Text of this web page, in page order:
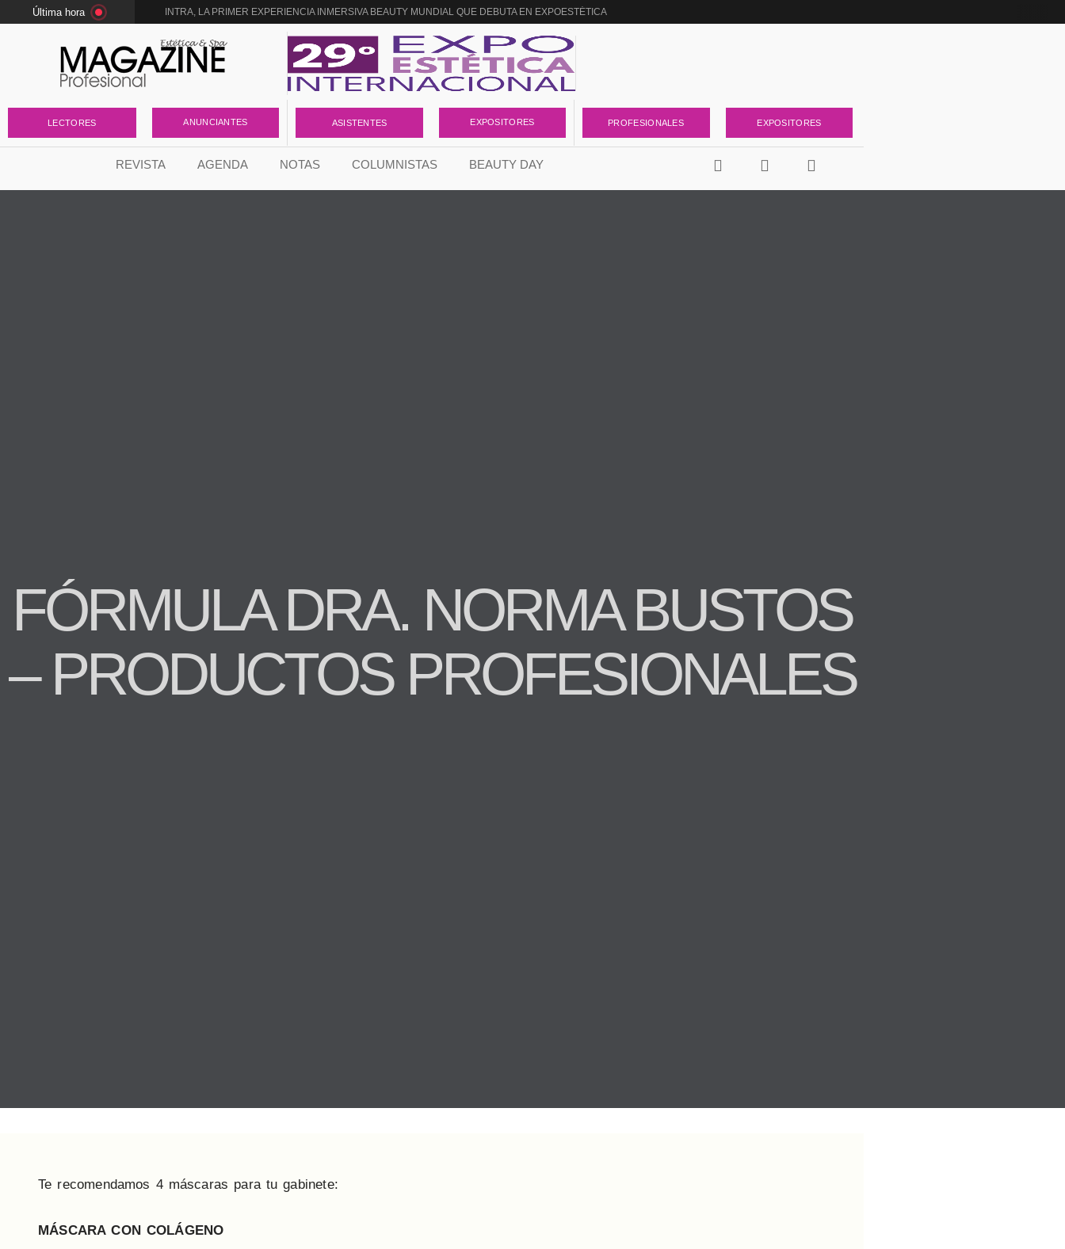
Última hora
INTRA, LA PRIMER EXPERIENCIA INMERSIVA BEAUTY MUNDIAL QUE DEBUTA EN EXPOESTÉTICA
Dermonautas inicia su segunda temporada
Rodrigo García Moro presentó “Estética Rica, Estética Pobre”, el libro que llega para cambiar la forma de pensar el negocio de la estética
¡NUEVA LÍNEA PISTACHO!
¿Ya conocés el ÚLTIMO LANZAMIENTO DE SILUMA?
Skin Longevity: la nueva etapa de Vital Blue para transformar la forma de entender el cuidado de la piel
Tense Complex Emulsion, la nueva incorporación de Lidherma para la firmeza
La ciencia detrás de una piel más uniforme
LECTORES ANUNCIANTES ASISTENTES EXPOSITORES PROFESIONALES EXPOSITORES
REVISTA AGENDA NOTAS COLUMNISTAS BEAUTY DAY
FÓRMULA DRA. NORMA BUSTOS
– PRODUCTOS PROFESIONALES
Te recomendamos 4 máscaras para tu gabinete:
MÁSCARA CON COLÁGENO